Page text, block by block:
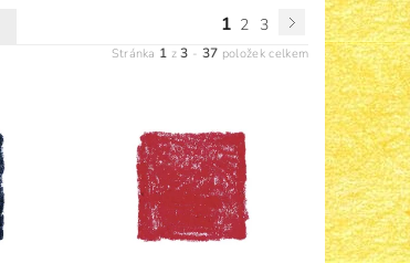
1 2 3
Stránka 1 z3 - 37 položek celkem